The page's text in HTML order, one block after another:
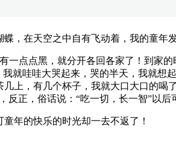
在天空之中自有飞动着，我的童年发
点点黑，就分开各回各家了！到家
就哇哇大哭起来，哭的半天，我就
上，有几个杯子，我就大口大口的喝
正，俗话说：“吃一切，长一智”以后
年的快乐的时光却一去不返了！